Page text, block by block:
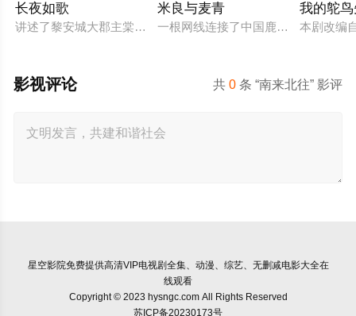
长夜如歌
讲述了黎安城大郡主棠溪槿与烈云峥之间曲折动人的情感，以及
米良与麦青
一根网线连接了中国鹿鸣村和英国牛
我的鸵
本剧改编
共0 条 “南来北往” 影评
影视评论
星空影院免费提供高清VIP电视剧全集、动漫、综艺、无删减电影大全在
线观看
Copyright © 2023 hysngc.com All Rights Reserved
苏ICP备20230173号